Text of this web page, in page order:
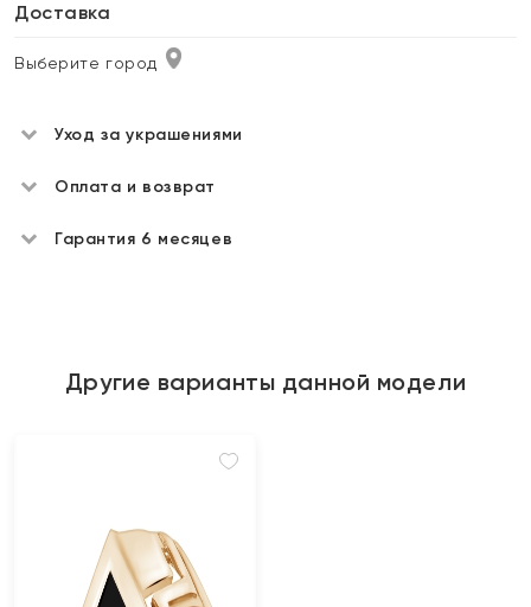
Доставка
Выберите город
Уход за украшениями
Оплата и возврат
Гарантия 6 месяцев
Другие варианты данной модели